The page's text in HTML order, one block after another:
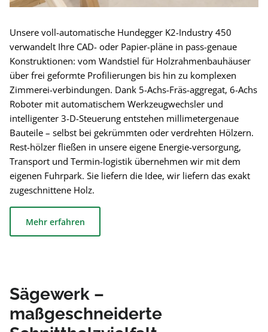
Unsere voll-automatische Hundegger K2-Industry 450
verwandelt Ihre CAD- oder Papier-pläne in pass-genaue
Konstruktionen: vom Wandstiel für Holzrahmenbauhäuser
über frei geformte Profilierungen bis hin zu komplexen
Zimmerei-verbindungen. Dank 5-Achs-Fräs-aggregat, 6-Achs
Roboter mit automatischem Werkzeugwechsler und
intelligenter 3-D-Steuerung entstehen millimetergenaue
Bauteile – selbst bei gekrümmten oder verdrehten Hölzern.
Rest-hölzer fließen in unsere eigene Energie-versorgung,
Transport und Termin-logistik übernehmen wir mit dem
eigenen Fuhrpark. Sie liefern die Idee, wir liefern das exakt
zugeschnittene Holz.
Mehr erfahren
Sägewerk –
maßgeschneiderte